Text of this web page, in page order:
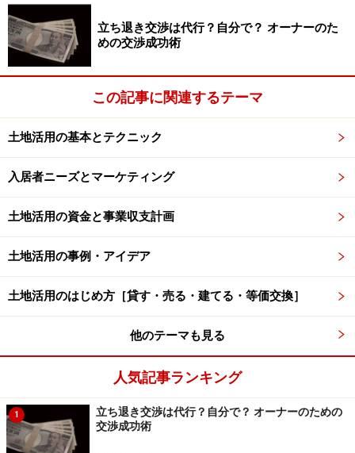
トラブル続出でオーナーさんがへとへとになってしまう
ようでは、とても幸せな経営とはいえません。人に健康
が大切であるように、賃貸事業にも健全な経営が大切で
す。
経営上手なオーナーさんは、退去をチャン
スと考える
経営上手なオーナーさんは、入居者の退去をネガティブ
には考えません。むしろ「手を加えるチャンス」とポジ
ティブに考えています。退去があったときこそ、部屋の
イメージを一新するようなリフォーム工事を行うチャン
入居希望者が好きなだけ物件を見比べられる現状では、
あまり特徴のない部屋だと、さまざまな物件と接する中
で忘れられてしまいがちです。壁紙一つでもデザイン性
の高いものに変えれば、他の物件との差別化ができ、
「あの物件はおもしろかった」と思い出してもらえるよ
立ち退き交渉は代行？自分で？ オーナーのた
めの交渉成功術
この記事に関連するテーマ
土地活用の基本とテクニック
入居者ニーズとマーケティング
土地活用の資金と事業収支計画
土地活用の事例・アイデア
土地活用のはじめ方［貸す・売る・建てる・等価交換］
他のテーマも見る
人気記事ランキング
1
立ち退き交渉は代行？自分で？ オーナーのための
交渉成功術